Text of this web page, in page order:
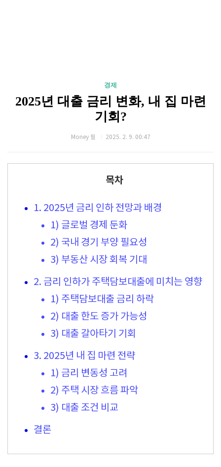
경제
2025년 대출 금리 변화, 내 집 마련
기회?
Money 필 2025. 2. 9. 00:47
목차
1. 2025년 금리 인하 전망과 배경
1) 글로벌 경제 둔화
2) 국내 경기 부양 필요성
3) 부동산 시장 회복 기대
2. 금리 인하가 주택담보대출에 미치는 영향
1) 주택담보대출 금리 하락
2) 대출 한도 증가 가능성
3) 대출 갈아타기 기회
3. 2025년 내 집 마련 전략
1) 금리 변동성 고려
2) 주택 시장 흐름 파악
3) 대출 조건 비교
결론